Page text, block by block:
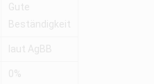
Gute
Beständigkeit
laut AgBB
0%